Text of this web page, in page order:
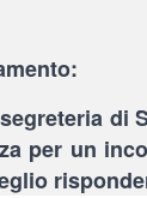
di
per un